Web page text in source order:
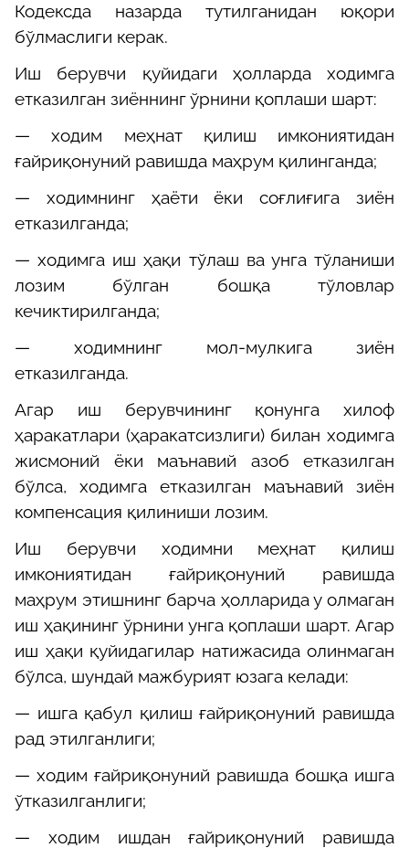
Кодексда назарда тутилганидан юқори
бўлмаслиги керак.
Иш берувчи қуйидаги ҳолларда ходимга
етказилган зиённинг ўрнини қоплаши шарт:
— ходим меҳнат қилиш имкониятидан
ғайриқонуний равишда маҳрум қилинганда;
— ходимнинг ҳаёти ёки соғлиғига зиён
етказилганда;
— ходимга иш ҳақи тўлаш ва унга тўланиши
лозим бўлган бошқа тўловлар
кечиктирилганда;
— ходимнинг мол-мулкига зиён
етказилганда.
Агар иш берувчининг қонунга хилоф
ҳаракатлари (ҳаракатсизлиги) билан ходимга
жисмоний ёки маънавий азоб етказилган
бўлса, ходимга етказилган маънавий зиён
компенсация қилиниши лозим.
Иш берувчи ходимни меҳнат қилиш
имкониятидан ғайриқонуний равишда
маҳрум этишнинг барча ҳолларида у олмаган
иш ҳақининг ўрнини унга қоплаши шарт. Агар
иш ҳақи қуйидагилар натижасида олинмаган
бўлса, шундай мажбурият юзага келади:
— ишга қабул қилиш ғайриқонуний равишда
рад этилганлиги;
— ходим ғайриқонуний равишда бошқа ишга
ўтказилганлиги;
— ходим ишдан ғайриқонуний равишда